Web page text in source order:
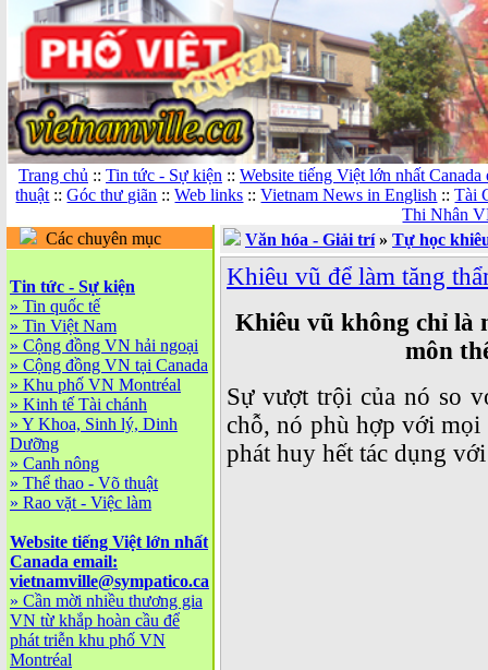
Trang chủ :: Tin tức - Sự kiện :: Website tiếng Việt lớn nhất
thuật ::Góc thư giãn ::Web links ::Vietnam News in English ::Tài
Thi Nhân
Các chuyên mục
Tin tức - Sự kiện
» Tin quốc tế
» Tin Việt Nam
» Cộng đồng VN hải ngoại
» Cộng đồng VN tại Canada
» Khu phố VN Montréal
» Kinh tế Tài chánh
» Y Khoa, Sinh lý, Dinh
Dưỡng
» Canh nông
» Thể thao - Võ thuật
» Rao vặt - Việc làm
Website tiếng Việt lớn nhất
Canada email:
vietnamville@sympatico.ca
» Cần mời nhiều thương gia
VN từ khắp hoàn cầu để
phát triễn khu phố VN
Montréal
Văn hóa - Giải trí» Tự học
Khiêu vũ để làm tăng
Khiêu vũ không chỉ là
môn
Sự vượt trội của nó so
chỗ, nó phù hợp với mọi
phát huy hết tác dụng